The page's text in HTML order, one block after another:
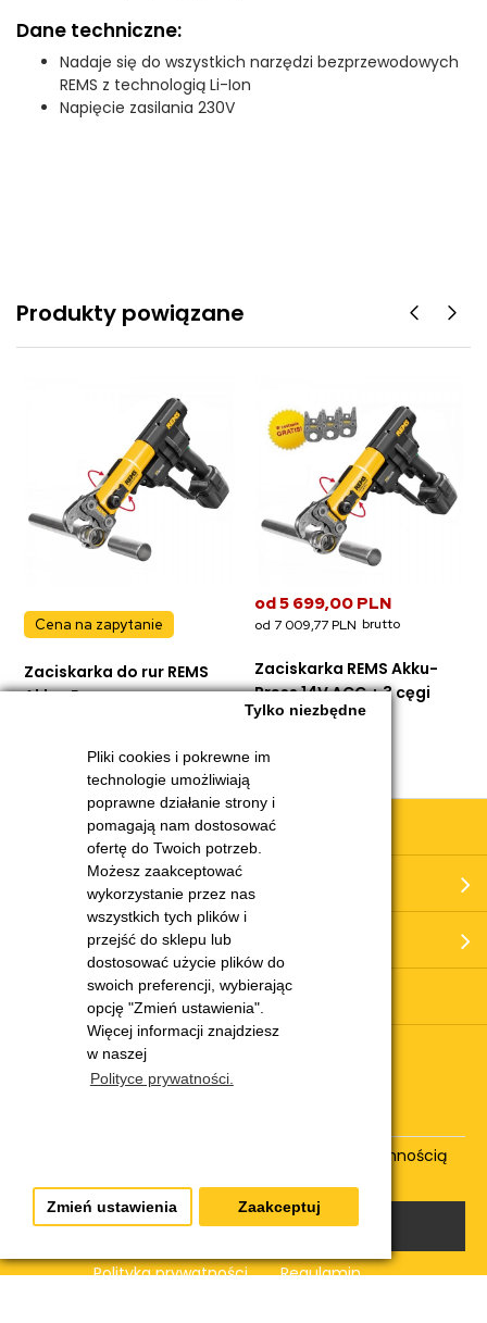
Pliki cookies i pokrewne im
technologie umożliwiają
poprawne działanie strony i
pomagają nam dostosować
ofertę do Twoich potrzeb.
Możesz zaakceptować
wykorzystanie przez nas
wszystkich tych plików i
przejść do sklepu lub
dostosować użycie plików do
swoich preferencji, wybierając
opcję "Zmień ustawienia".
Więcej informacji znajdziesz
w naszej
Polityce prywatności.
Tylko niezbędne
Zmień ustawienia Zaakceptuj
Dane techniczne:
Nadaje się do wszystkich narzędzi bezprzewodowych
REMS z technologią Li-Ion
Napięcie zasilania 230V
Produkty powiązane
Zaciskarka do rur REMS
Akku-Press
Cena na zapytanie
Zaciskarka REMS Akku-
Press 14V ACC + 3 cęgi
od5 699,00 PLN
od 7 009,77 PLN
Obsługa klienta
Moje konto
Serwis i części
Potrzebujesz pomocy?
Nasz zespół specjalistów produktowych z przyjemnością
Obsługa klienta
Polityka prywatności
Regulamin